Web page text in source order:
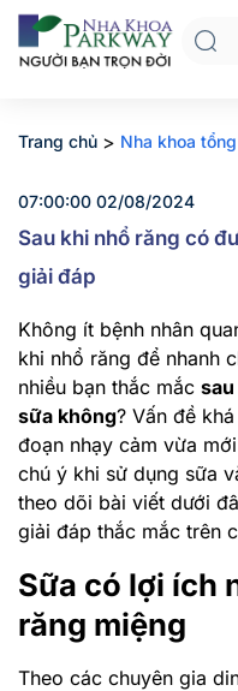
Trang chủ > Nha khoa
07:00:00 02/08/2024
Sau khi nhổ răng có
giải đáp
Không ít bệnh nhân
khi nhổ răng để nhanh
nhiều bạn thắc mắc
sữa không? Vấn đề
đoạn nhạy cảm vừa
chú ý khi sử dụng sữa
theo dõi bài viết dưới
giải đáp thắc mắc trên
Sữa có lợi ích
răng miệng
Theo các chuyên gia